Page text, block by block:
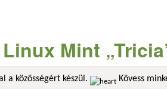
Mint
a közösségért készül.
Kövess